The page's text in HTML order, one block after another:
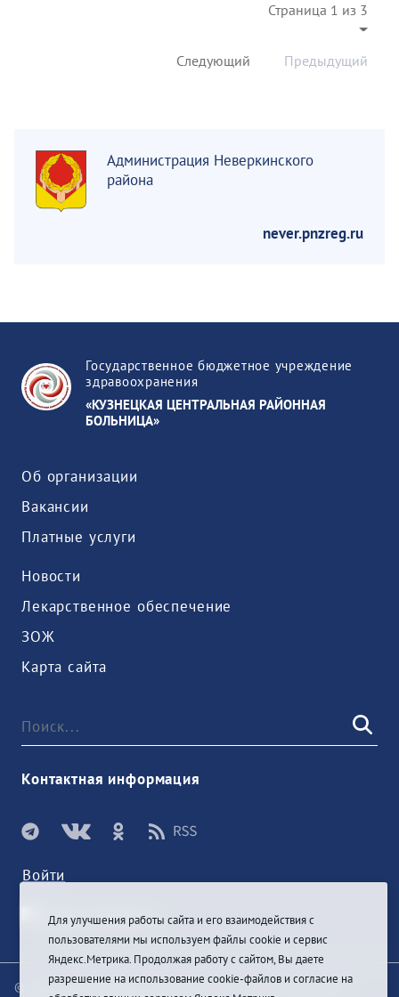
Страница 1 из 3
Предыдущий
Следующий
Администрация Неверкинского
района
never.pnzreg.ru
Государственное бюджетное учреждение
здравоохранения
«КУЗНЕЦКАЯ ЦЕНТРАЛЬНАЯ РАЙОННАЯ
БОЛЬНИЦА»
Об организации
Вакансии
Платные услуги
Новости
Лекарственное обеспечение
ЗОЖ
Карта сайта
Контактная информация
Войти
© При цитировании информации с сайта ссылка на
Для улучшения работы сайта и его взаимодействия с
пользователями мы используем файлы cookie и сервис
Яндекс.Метрика. Продолжая работу с сайтом, Вы даете
разрешение на использование cookie-файлов и согласие на